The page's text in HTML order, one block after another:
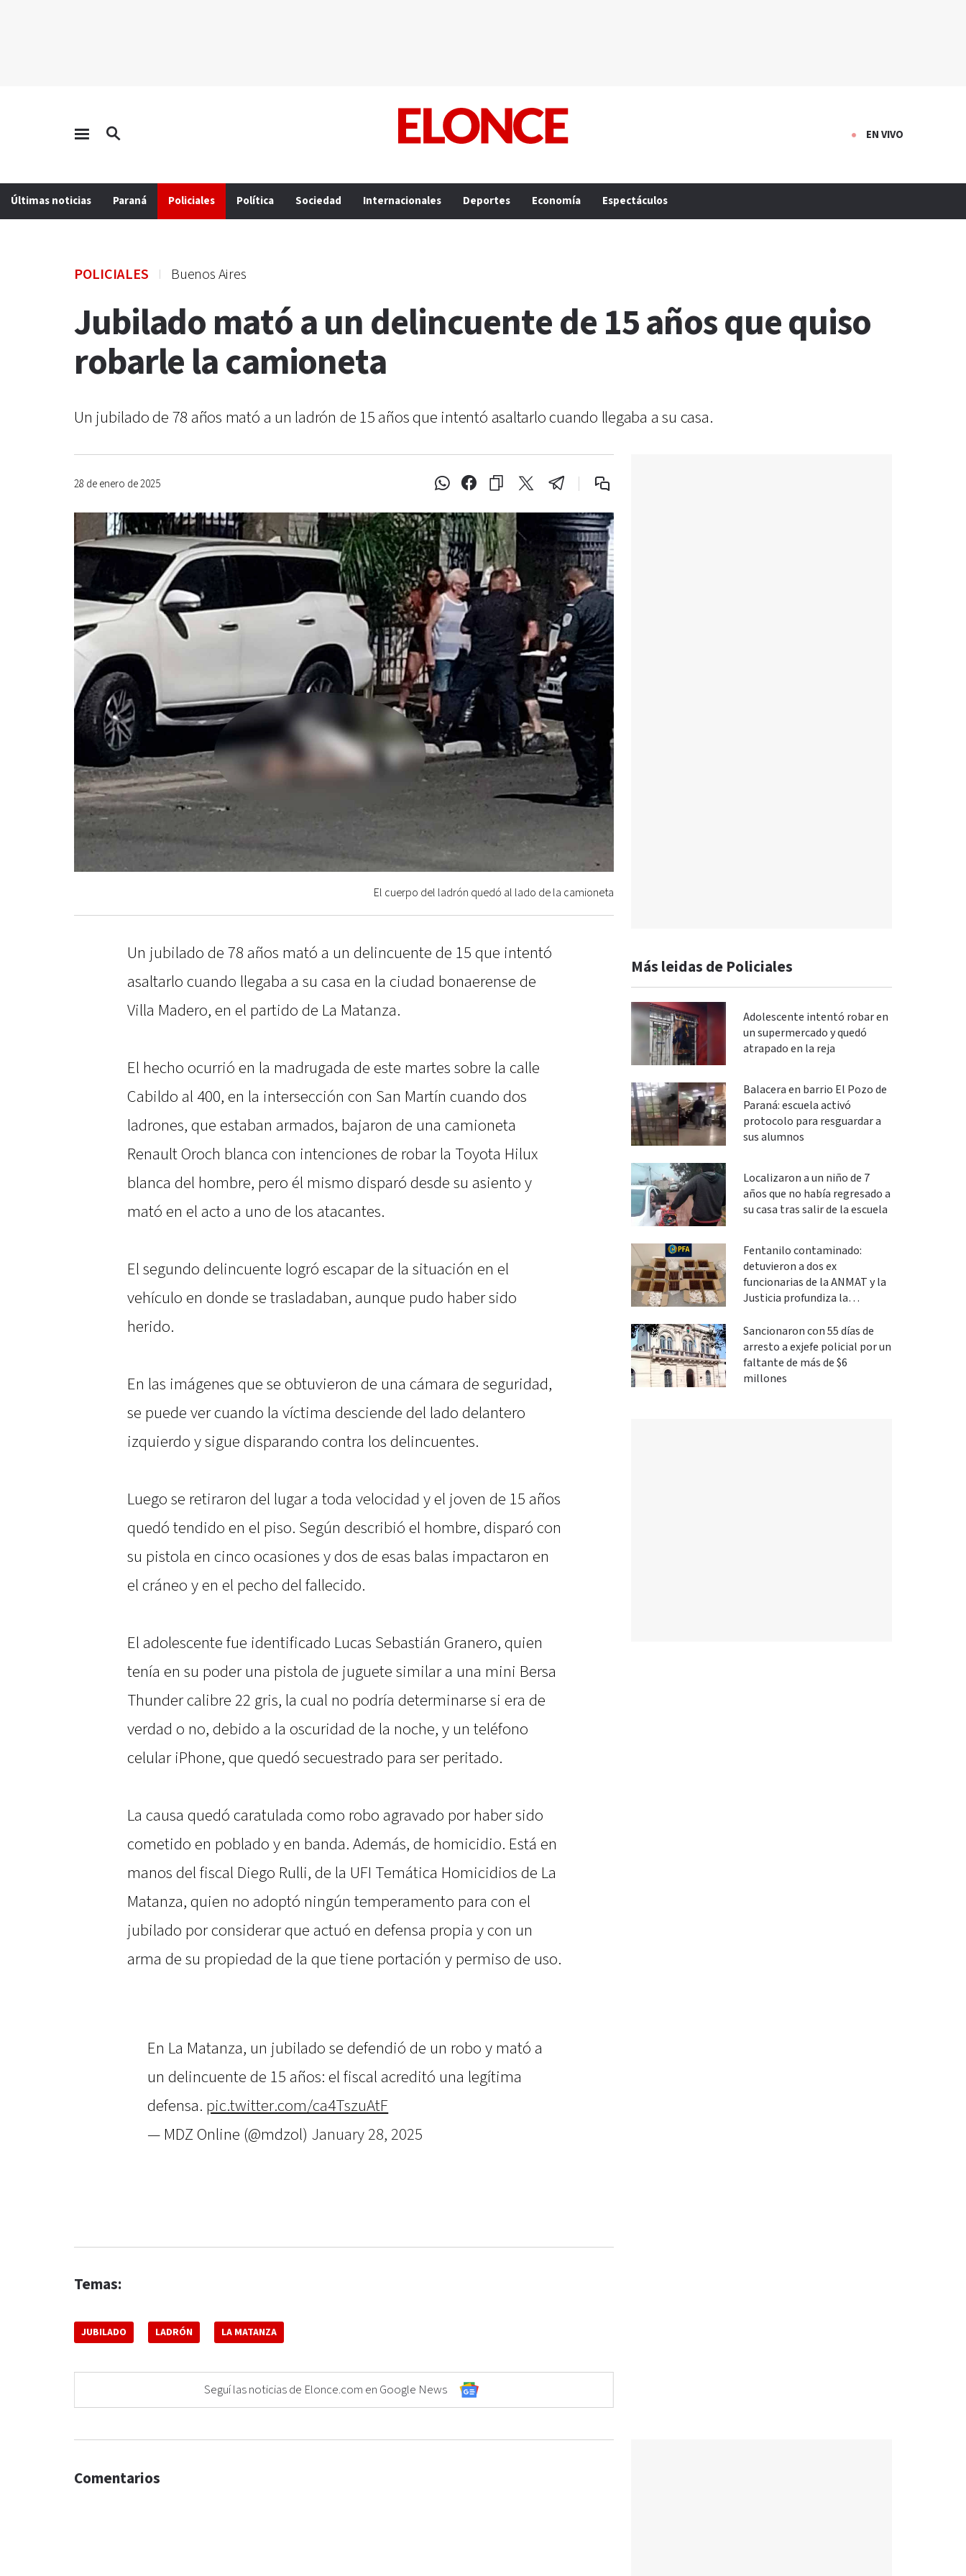
EN VIVO
Últimas noticias Paraná Policiales Política Sociedad Internacionales Deportes Economía Espectáculos
POLICIALES Buenos Aires
Jubilado mató a un delincuente de 15 años que quiso
robarle la camioneta
Un jubilado de 78 años mató a un ladrón de 15 años que intentó asaltarlo cuando llegaba a su casa.
28 de enero de 2025
El cuerpo del ladrón quedó al lado de la camioneta
Un jubilado de 78 años mató a un delincuente de 15 que intentó
asaltarlo cuando llegaba a su casa en la ciudad bonaerense de
Villa Madero, en el partido de La Matanza.
El hecho ocurrió en la madrugada de este martes sobre la calle
Cabildo al 400, en la intersección con San Martín cuando dos
ladrones, que estaban armados, bajaron de una camioneta
Renault Oroch blanca con intenciones de robar la Toyota Hilux
blanca del hombre, pero él mismo disparó desde su asiento y
mató en el acto a uno de los atacantes.
El segundo delincuente logró escapar de la situación en el
vehículo en donde se trasladaban, aunque pudo haber sido
herido.
En las imágenes que se obtuvieron de una cámara de seguridad,
se puede ver cuando la víctima desciende del lado delantero
izquierdo y sigue disparando contra los delincuentes.
Luego se retiraron del lugar a toda velocidad y el joven de 15 años
quedó tendido en el piso. Según describió el hombre, disparó con
su pistola en cinco ocasiones y dos de esas balas impactaron en
el cráneo y en el pecho del fallecido.
El adolescente fue identificado Lucas Sebastián Granero, quien
tenía en su poder una pistola de juguete similar a una mini Bersa
Thunder calibre 22 gris, la cual no podría determinarse si era de
verdad o no, debido a la oscuridad de la noche, y un teléfono
celular iPhone, que quedó secuestrado para ser peritado.
La causa quedó caratulada como robo agravado por haber sido
cometido en poblado y en banda. Además, de homicidio. Está en
manos del fiscal Diego Rulli, de la UFI Temática Homicidios de La
Matanza, quien no adoptó ningún temperamento para con el
jubilado por considerar que actuó en defensa propia y con un
arma de su propiedad de la que tiene portación y permiso de uso.
En La Matanza, un jubilado se defendió de un robo y mató a
un delincuente de 15 años: el fiscal acreditó una legítima
defensa. pic.twitter.com/ca4TszuAtF
— MDZ Online (@mdzol) January 28, 2025
Temas:
JUBILADO LADRÓN LA MATANZA
Seguí las noticias de Elonce.com en Google News
Más leidas de Policiales
Adolescente intentó robar en
un supermercado y quedó
atrapado en la reja
Balacera en barrio El Pozo de
Paraná: escuela activó
protocolo para resguardar a
sus alumnos
Localizaron a un niño de 7
años que no había regresado a
su casa tras salir de la escuela
Fentanilo contaminado:
detuvieron a dos ex
funcionarias de la ANMAT y la
Justicia profundiza la
Sancionaron con 55 días de
arresto a exjefe policial por un
faltante de más de $6
millones
Comentarios